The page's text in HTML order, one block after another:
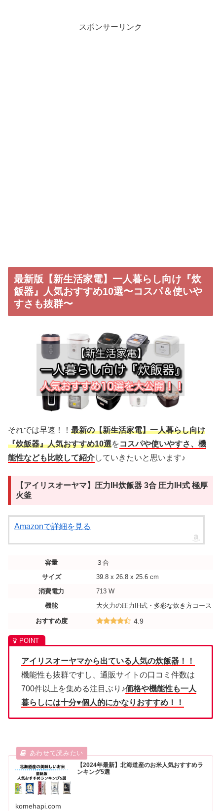
スポンサーリンク
最新版【新生活家電】一人暮らし向け『炊
飯器』人気おすすめ10選〜コスパ＆使いや
すさも抜群〜
それでは早速！！ 最新の【新生活家電】一人暮らし向け
『炊飯器』人気おすすめ10選をコスパや使いやすさ、機
能性なども比較して紹介していきたいと思います♪
【アイリスオーヤマ】圧力IH炊飯器 3合 圧力IH式 極厚
火釜
Amazonで詳細を見る
容量
３合
サイズ
39.8 x 26.8 x 25.6 cm
消費電力
713 W
機能
大火力の圧力IH式・多彩な炊き方コース
おすすめ度 4.9
アイリスオーヤマから出ている人気の炊飯器！！
機能性も抜群ですし、通販サイトの口コミ件数は
700件以上を集める注目ぶり♪価格や機能性も一人
暮らしには十分♥個人的にかなりおすすめ！！
【2024年最新】北海道産のお米人気おすすめラ
ンキング5選
komehapi.com